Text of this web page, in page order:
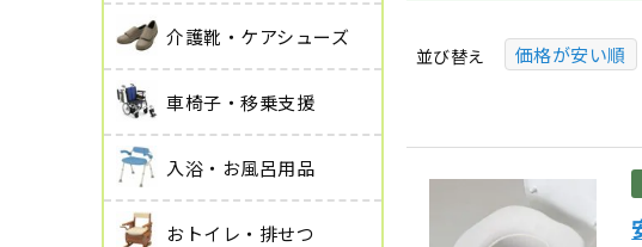
介護靴・ケアシューズ
車椅子・移乗支援
入浴・お風呂用品
おトイレ・排せつ
並び替え 価格が安い順